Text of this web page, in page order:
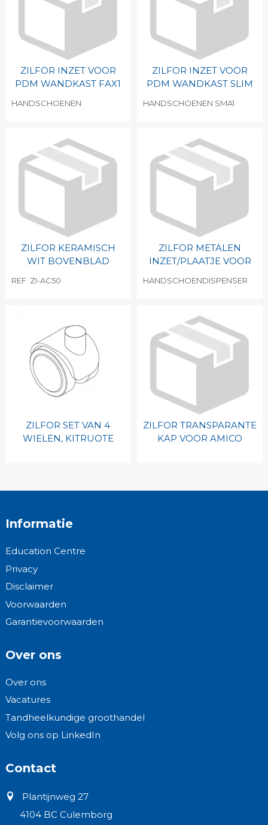
ZILFOR INZET VOOR
PDM WANDKAST FAX1
HANDSCHOENEN
ZILFOR INZET VOOR
PDM WANDKAST SLIM
HANDSCHOENEN SMA1
ZILFOR KERAMISCH
WIT BOVENBLAD
REF. ZI-AC50
ZILFOR METALEN
INZET/PLAATJE VOOR
HANDSCHOENDISPENSER
ZILFOR SET VAN 4
WIELEN, KITRUOTE
ZILFOR TRANSPARANTE
KAP VOOR AMICO
Informatie
Education Centre
Privacy
Disclaimer
Voorwaarden
Garantievoorwaarden
Over ons
Over ons
Vacatures
Tandheelkundige groothandel
Volg ons op LinkedIn
Contact
Plantijnweg 27
4104 BC Culemborg